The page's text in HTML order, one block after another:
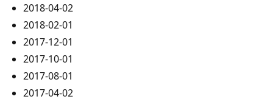
2018-04-02
2018-02-01
2017-12-01
2017-10-01
2017-08-01
2017-04-02